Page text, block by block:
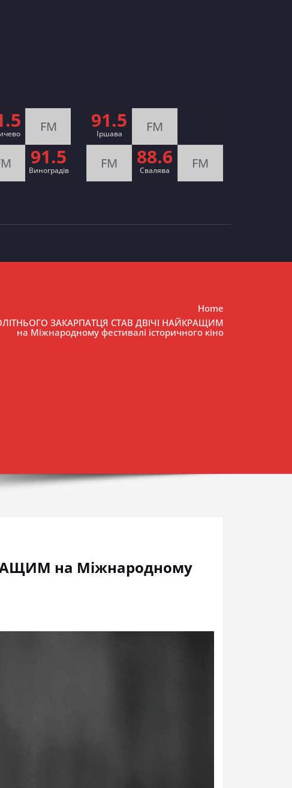
FM
91.5
Виноградів
91.5
Іршава FM
FM 88.6
Cвалява FM
Home
ЗАКАРПАТЦЯ СТАВ ДВІЧІ НАЙКРАЩИМ
на Міжнародному фестивалі історичного кіно
на Міжнародному